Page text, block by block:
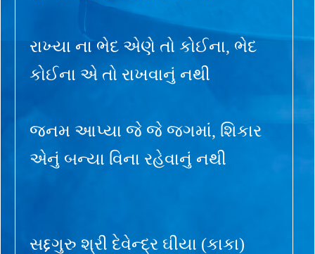
રાખ્યા ના ભેદ એણે તો કોઈના, ભેદ
કોઈના એ તો રાખવાનું નથી
જનમ આપ્યા જે જે જગમાં, શિકાર
એનું બન્યા વિના રહેવાનું નથી
સદ્દગુરુ શ્રી દેવેન્દ્ર ઘીયા (કાકા)